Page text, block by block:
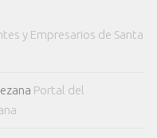
y Empresarios de Santa
Portal del